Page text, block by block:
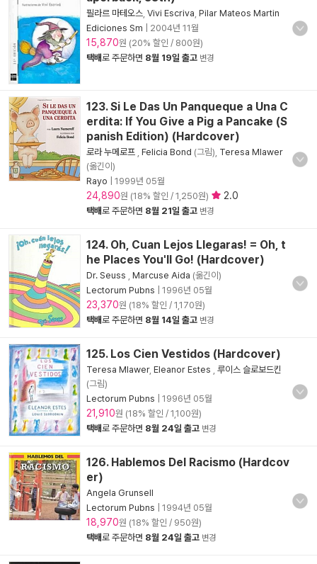
필라르 마테오스 Vivi Escriva Pilar Mateos Martin
Ediciones Sm
2004년 11월
15,870원 (20% 할인 / 800원)
택배로 주문하면 8월 19일 출고 변경
123. Si Le Das Un Panqueque a Una C
erdita: If You Give a Pig a Pancake (S
panish Edition) (Hardcover)
로라 누메로프 Felicia Bond (그림), Teresa Mlawer
(옮긴이)
Rayo
1999년 05월
24,890원 (18% 할인 / 1,250원) 2.0
택배로 주문하면 8월 21일 출고 변경
124. Oh, Cuan Lejos Llegaras! = Oh, t
he Places You'll Go! (Hardcover)
Dr. Seuss Marcuse Aida (옮긴이)
Lectorum Pubns
1996년 05월
23,370원 (18% 할인 / 1,170원)
택배로 주문하면 8월 14일 출고 변경
125. Los Cien Vestidos (Hardcover)
Teresa Mlawer, Eleanor Estes
루이스 슬로보드킨
(그림)
Lectorum Pubns
1996년 05월
21,910원 (18% 할인 / 1,100원)
택배로 주문하면 8월 24일 출고 변경
126. Hablemos Del Racismo (Hardcov
er)
Angela Grunsell
Lectorum Pubns
1994년 05월
18,970원 (18% 할인 / 950원)
택배로 주문하면 8월 24일 출고 변경